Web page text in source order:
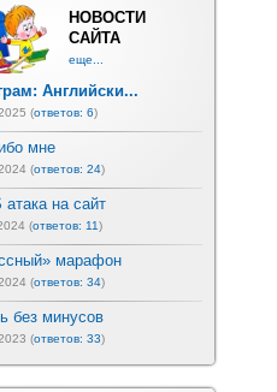
НОВОСТИ
САЙТА
еще...
Английски...
(ответов: 6)
мне
(ответов: 24)
атака на сайт
(ответов: 11)
марафон
(ответов: 34)
без минусов
(ответов: 33)